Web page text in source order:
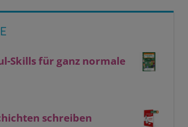
Skills für ganz normale
schreiben